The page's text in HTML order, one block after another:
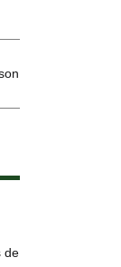
de